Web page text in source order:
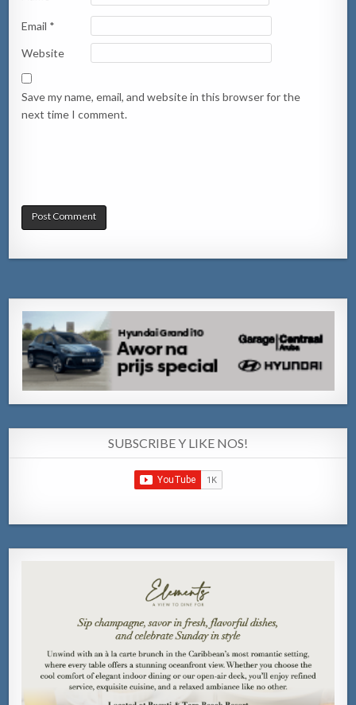
Email *
Website
Save my name, email, and website in this browser for the
next time I comment.
SUBSCRIBE Y LIKE NOS!